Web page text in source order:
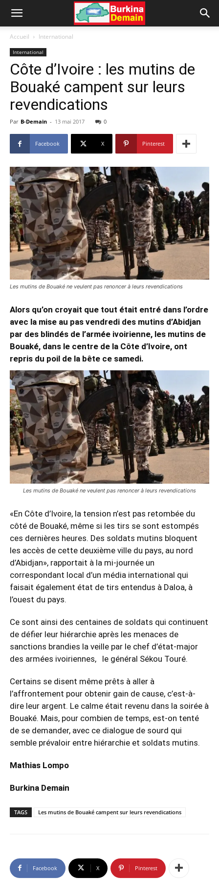
Accueil International
International
Côte d’Ivoire : les mutins de
Bouaké campent sur leurs
revendications
Par B-Demain - 13 mai 2017 0
Facebook X Pinterest
Les mutins de Bouaké ne veulent pas renoncer à leurs revendications
Alors qu’on croyait que tout était entré dans l’ordre
avec la mise au pas vendredi des mutins d’Abidjan
par des blindés de l’armée ivoirienne, les mutins de
Bouaké, dans le centre de la Côte d’Ivoire, ont
repris du poil de la bête ce samedi.
Les mutins de Bouaké ne veulent pas renoncer à leurs revendications
«En Côte d’Ivoire, la tension n’est pas retombée du
côté de Bouaké, même si les tirs se sont estompés
ces dernières heures. Des soldats mutins bloquent
les accès de cette deuxième ville du pays, au nord
d’Abidjan», rapportait à la mi-journée un
correspondant local d’un média international qui
faisait également état de tirs entendus à Daloa, à
l’ouest du pays.
Ce sont ainsi des centaines de soldats qui continuent
de défier leur hiérarchie après les menaces de
sanctions brandies la veille par le chef d’état-major
des armées ivoiriennes, le général Sékou Touré.
Certains se disent même prêts à aller à
l’affrontement pour obtenir gain de cause, c’est-à-
dire leur argent. Le calme était revenu dans la soirée à
Bouaké. Mais, pour combien de temps, est-on tenté
de se demander, avec ce dialogue de sourd qui
semble prévaloir entre hiérarchie et soldats mutins.
Mathias Lompo
Burkina Demain
TAGS Les mutins de Bouaké campent sur leurs revendications
Facebook X Pinterest